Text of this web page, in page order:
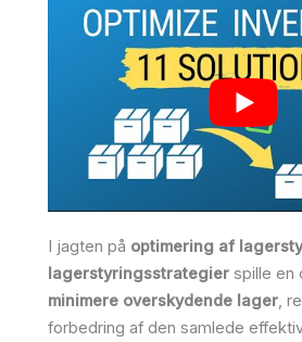
I jagten på optimering af
lagerstyringsstrategier spille en
minimere overskydende lager,
forbedring af den samlede